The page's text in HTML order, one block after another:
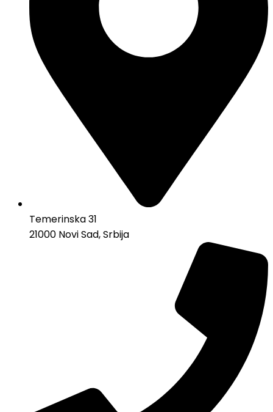
Temerinska 31
21000 Novi Sad, Srbija